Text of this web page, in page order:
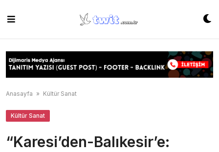
content
Anasayfa » Kültür Sanat
Kültür Sanat
“Karesi’den-Balıkesir’e: